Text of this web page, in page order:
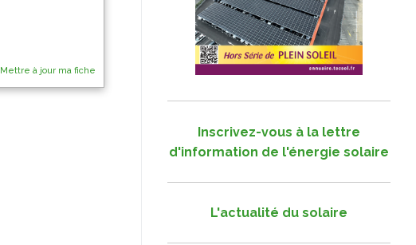
Mettre à jour ma fiche
Inscrivez-vous à la lettre
d'information de l'énergie solaire
L'actualité du solaire